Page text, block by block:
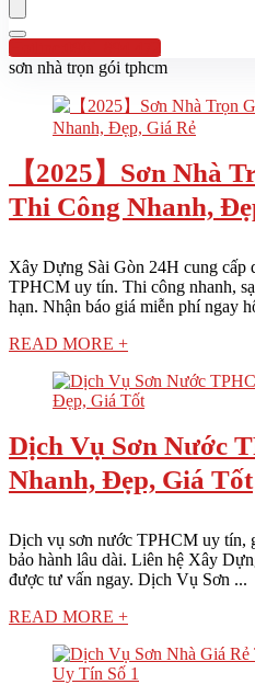
Hotline:0961 894 472
sơn nhà trọn gói tphcm
【2025】Sơn Nhà
Thi Công Nhanh,
Xây Dựng Sài Gòn 24H cung cấp
TPHCM uy tín. Thi công nhanh,
hạn. Nhận báo giá miễn phí ngay
READ MORE +
Dịch Vụ Sơn Nước
Nhanh, Đẹp, Giá Tốt
Dịch vụ sơn nước TPHCM uy tín,
bảo hành lâu dài. Liên hệ Xây
được tư vấn ngay. Dịch Vụ Sơn ...
READ MORE +